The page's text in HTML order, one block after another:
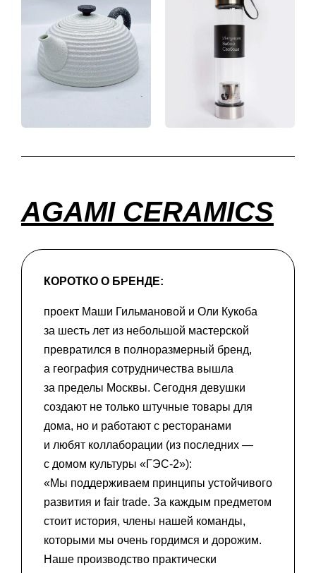
AGAMI CERAMICS
КОРОТКО О БРЕНДЕ:
проект Маши Гильмановой и Оли Кукоба
за шесть лет из небольшой мастерской
превратился в полноразмерный бренд,
а география сотрудничества вышла
за пределы Москвы. Сегодня девушки
создают не только штучные товары для
дома, но и работают с ресторанами
и любят коллаборации (из последних —
с домом культуры «ГЭС-2»):
«Мы поддерживаем принципы устойчивого
развития и fair trade. За каждым предметом
стоит история, члены нашей команды,
которыми мы очень гордимся и дорожим.
Наше производство практически